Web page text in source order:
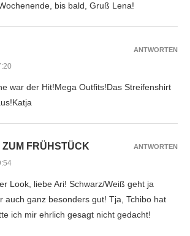
bis bald, Gruß Lena!
war der Hit!Mega Outfits!Das Streifenshirt
ANTWORTEN
FRÜHSTÜCK
Look, liebe Ari! Schwarz/Weiß geht ja
auch ganz besonders gut! Tja, Tchibo hat
ich mir ehrlich gesagt nicht gedacht!
ANTWORTEN